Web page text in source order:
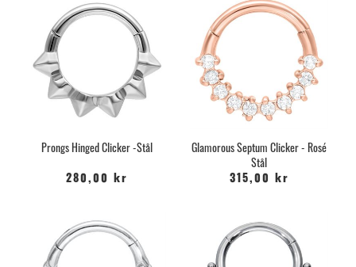
Prongs Hinged Clicker -Stål
280,00 kr
Glamorous Septum Clicker - Rosé
Stål
315,00 kr